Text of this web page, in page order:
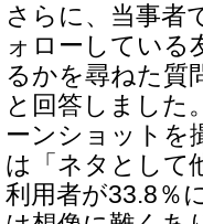
さらに、当事者
ォローしている
るかを尋ねた質
と回答しました
ーンショットを
は「ネタとして
利用者が33.8％